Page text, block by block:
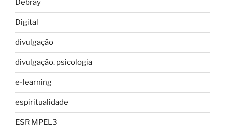
Debray
Digital
divulgação
divulgação. psicologia
e-learning
espiritualidade
ESR MPEL3